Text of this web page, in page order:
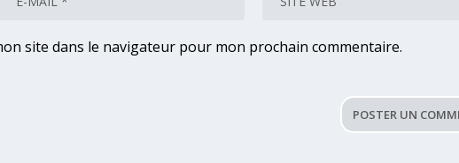
site dans le navigateur pour mon prochain commentaire.